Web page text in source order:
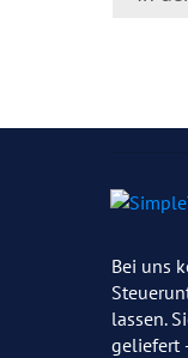
Bei uns
lassen.
geliefert